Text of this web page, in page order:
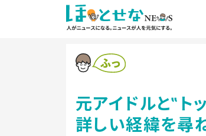
元アイドルと‟
詳しい経緯を尋